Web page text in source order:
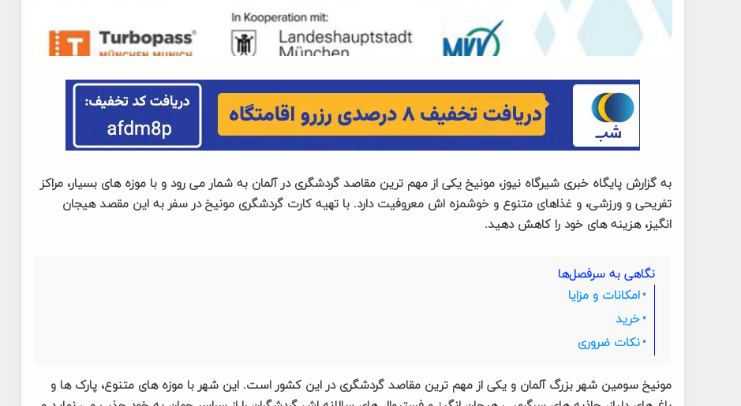
به گزارش پایگاه خبری شیرگاه نیوز، مونیخ یکی از مهم ترین مقاصد گردشگری در آلمان به شمار می رود و با موزه های بسیار، مراکز
تفریحی و ورزشی، و غذاهای متنوع و خوشمزه اش معروفیت دارد. با تهیه کارت گردشگری مونیخ در سفر به این مقصد هیجان
انگیز، هزینه های خود را کاهش دهید.
نگاهی به سرفصل‌ها
امکانات و مزایا
خرید
نکات ضروری
مونیخ سومین شهر بزرگ آلمان و یکی از مهم ترین مقاصد گردشگری در این کشور است. این شهر با موزه های متنوع، پارک ها و